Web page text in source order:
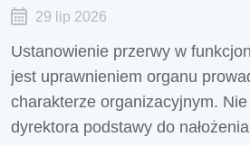
29 lip 2026
Ustanowienie przerwy w
jest uprawnieniem organu
charakterze organizacyjnym.
dyrektora podstawy do